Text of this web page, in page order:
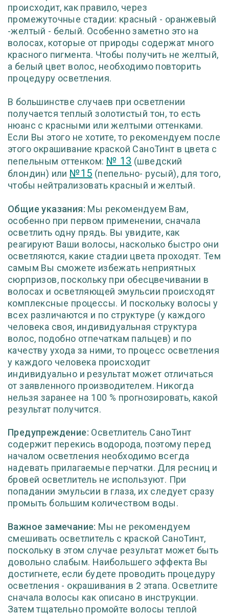
происходит, как правило, через
промежуточные стадии: красный - оранжевый
-желтый - белый. Особенно заметно это на
волосах, которые от природы содержат много
красного пигмента. Чтобы получить не желтый,
а белый цвет волос, необходимо повторить
процедуру осветления.
В большинстве случаев при осветлении
получается теплый золотистый тон, то есть
нюанс с красными или желтыми оттенками.
Если Вы этого не хотите, то рекомендуем после
этого окрашивание краской СаноТинт в цвета с
пепельным оттенком: № 13 (шведский
блондин) или №15 (пепельно- русый), для того,
чтобы нейтрализовать красный и желтый.
Общие указания: Мы рекомендуем Вам,
особенно при первом применении, сначала
осветлить одну прядь. Вы увидите, как
реагируют Ваши волосы, насколько быстро они
осветляются, какие стадии цвета проходят. Тем
самым Вы сможете избежать неприятных
сюрпризов, поскольку при обесцвечивании в
волосах и осветляющей эмульсии происходят
комплексные процессы. И поскольку волосы у
всех различаются и по структуре (у каждого
человека своя, индивидуальная структура
волос, подобно отпечаткам пальцев) и по
качеству ухода за ними, то процесс осветления
у каждого человека происходит
индивидуально и результат может отличаться
от заявленного производителем. Никогда
нельзя заранее на 100 % прогнозировать, какой
результат получится.
Предупреждение: Осветлитель СаноТинт
содержит перекись водорода, поэтому перед
началом осветления необходимо всегда
надевать прилагаемые перчатки. Для ресниц и
бровей осветлитель не используют. При
попадании эмульсии в глаза, их следует сразу
промыть большим количеством воды.
Важное замечание: Мы не рекомендуем
смешивать осветлитель с краской СаноТинт,
поскольку в этом случае результат может быть
довольно слабым. Наибольшего эффекта Вы
достигнете, если будете проводить процедуру
осветления - окрашивания в 2 этапа. Осветлите
сначала волосы как описано в инструкции.
Затем тщательно промойте волосы теплой